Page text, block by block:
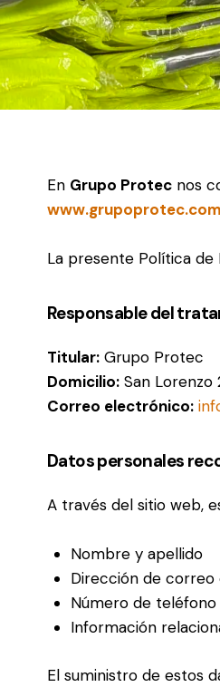
En Grupo Protec nos
La presente Política
Responsable del
Titular: Grupo Protec
Domicilio: San Lorenzo
Correo electrónico:
Datos personales
A través del sitio web,
Nombre y apellido
Dirección de
Número de teléfono
Información
El suministro de estos